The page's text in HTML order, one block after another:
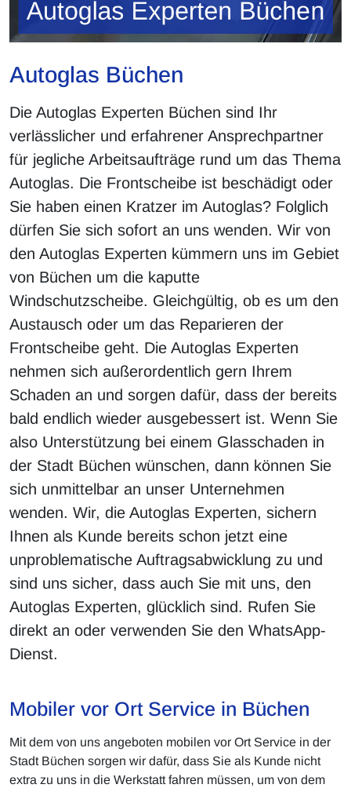
Autoglas Büchen
Die Autoglas Experten Büchen sind Ihr
verlässlicher und erfahrener Ansprechpartner
für jegliche Arbeitsaufträge rund um das Thema
Autoglas. Die Frontscheibe ist beschädigt oder
Sie haben einen Kratzer im Autoglas? Folglich
dürfen Sie sich sofort an uns wenden. Wir von
den Autoglas Experten kümmern uns im Gebiet
von Büchen um die kaputte
Windschutzscheibe. Gleichgültig, ob es um den
Austausch oder um das Reparieren der
Frontscheibe geht. Die Autoglas Experten
nehmen sich außerordentlich gern Ihrem
Schaden an und sorgen dafür, dass der bereits
bald endlich wieder ausgebessert ist. Wenn Sie
also Unterstützung bei einem Glasschaden in
der Stadt Büchen wünschen, dann können Sie
sich unmittelbar an unser Unternehmen
wenden. Wir, die Autoglas Experten, sichern
Ihnen als Kunde bereits schon jetzt eine
unproblematische Auftragsabwicklung zu und
sind uns sicher, dass auch Sie mit uns, den
Autoglas Experten, glücklich sind. Rufen Sie
direkt an oder verwenden Sie den WhatsApp-
Dienst.
Mobiler vor Ort Service in Büchen
Mit dem von uns angeboten mobilen vor Ort Service in der
Stadt Büchen sorgen wir dafür, dass Sie als Kunde nicht
extra zu uns in die Werkstatt fahren müssen, um von dem